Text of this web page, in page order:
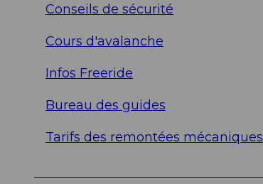
Conseils de sécurité
Cours d'avalanche
Infos Freeride
Bureau des guides
Tarifs des remontées mécaniques